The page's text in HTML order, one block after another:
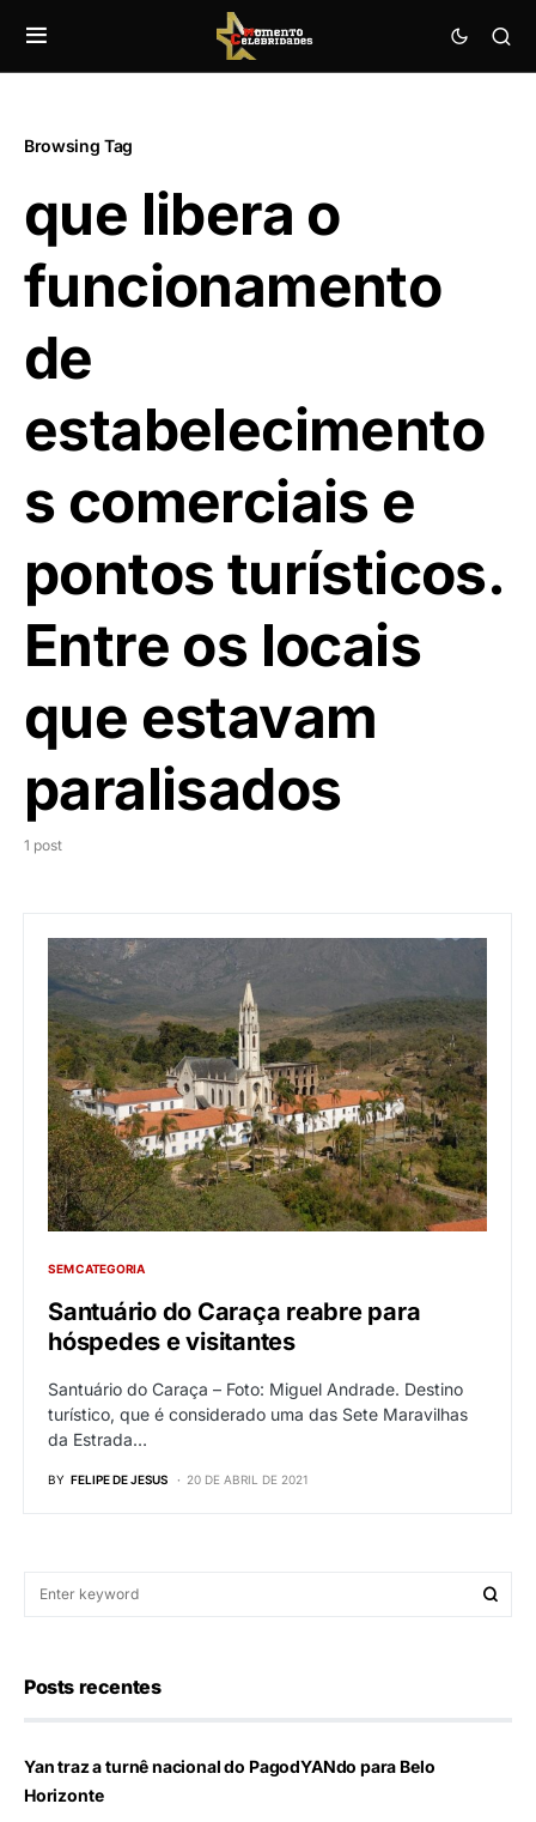
Browsing Tag
que libera o
funcionamento
de
estabelecimento
s comerciais e
pontos turísticos.
Entre os locais
que estavam
paralisados
1 post
SEM CATEGORIA
Santuário do Caraça reabre para
hóspedes e visitantes
Santuário do Caraça – Foto: Miguel Andrade. Destino
turístico, que é considerado uma das Sete Maravilhas
da Estrada…
BY FELIPE DE JESUS 20 DE ABRIL DE 2021
Posts recentes
Yan traz a turnê nacional do PagodYANdo para Belo
Horizonte